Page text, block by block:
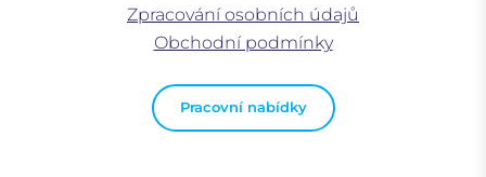
Zpracování osobních údajů
Obchodní podmínky
Pracovní nabídky